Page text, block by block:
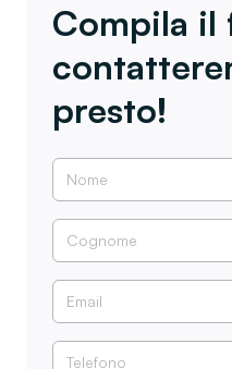
Compila il
presto!